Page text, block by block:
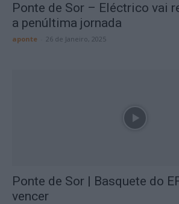
Ponte de Sor – Eléctrico vai
a penúltima jornada
aponte 26 de Janeiro, 2025
Ponte de Sor | Basquete do
vencer